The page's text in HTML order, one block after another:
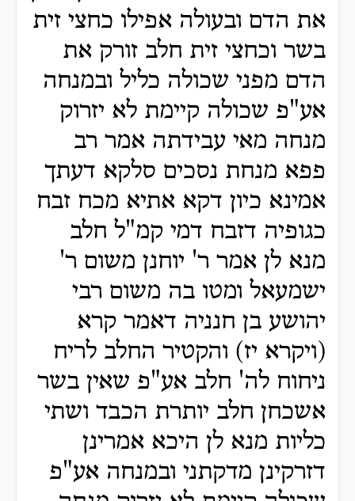
את הדם ובעולה אפילו כחצי זית
בשר וכחצי זית חלב זורק את
הדם מפני שכולה כליל ובמנחה
אע"פ שכולה קיימת לא יזרוק
מנחה מאי עבידתה אמר רב
פפא מנחת נסכים סלקא דעתך
אמינא כיון דקא אתיא מכח זבח
כגופיה דזבח דמי קמ"ל חלב
מנא לן אמר ר' יוחנן משום ר'
ישמעאל ומטו בה משום רבי
יהושע בן חנניה דאמר קרא
(ויקרא יז) והקטיר החלב לריח
ניחוח לה' חלב אע"פ שאין בשר
אשכחן חלב יותרת הכבד ושתי
כליות מנא לן היכא אמרינן
דזרקינן מדקתני ובמנחה אע"פ